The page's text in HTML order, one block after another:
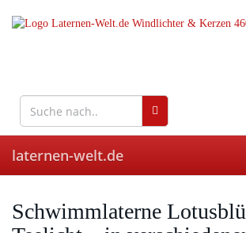
laternen-welt.de
Schwimmlaterne